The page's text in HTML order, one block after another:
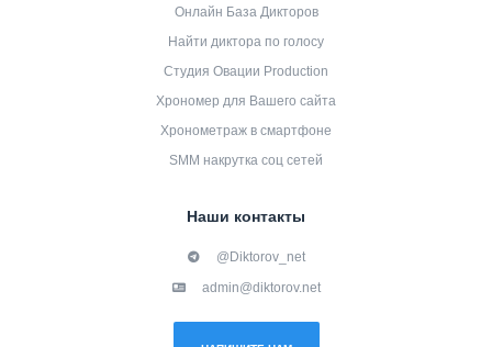
Онлайн База Дикторов
Найти диктора по голосу
Студия Овации Production
Хрономер для Вашего сайта
Хронометраж в смартфоне
SMM накрутка соц сетей
Наши контакты
@Diktorov_net
admin@diktorov.net